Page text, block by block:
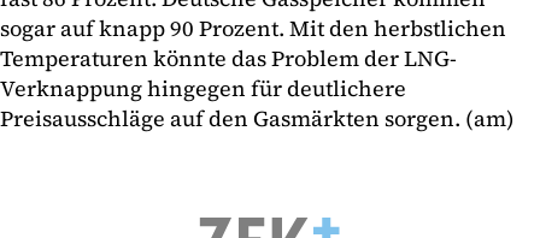
sogar auf knapp 90 Prozent. Mit den herbstlichen
Temperaturen könnte das Problem der LNG-
Verknappung hingegen für deutlichere
Preisausschläge auf den Gasmärkten sorgen. (am)